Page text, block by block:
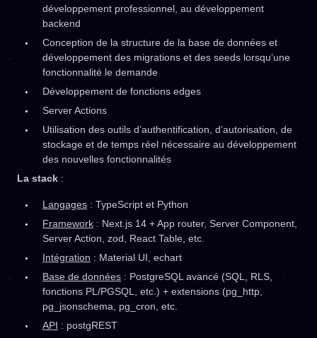
développement professionnel, au développement
backend
Conception de la structure de la base de données et
développement des migrations et des seeds lorsqu’une
fonctionnalité le demande
Développement de fonctions edges
Server Actions
Utilisation des outils d’authentification, d’autorisation, de
stockage et de temps réel nécessaire au développement
des nouvelles fonctionnalités
La stack :
Langages : TypeScript et Python
Framework : Next.js 14 + App router, Server Component,
Server Action, zod, React Table, etc.
Intégration : Material UI, echart
Base de données : PostgreSQL avancé (SQL, RLS,
fonctions PL/PGSQL, etc.) + extensions (pg_http,
pg_jsonschema, pg_cron, etc.
API : postgREST